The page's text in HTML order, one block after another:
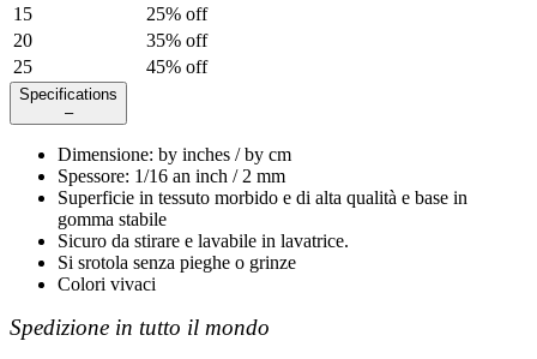
15
25% off
20
35% off
25
45% off
Specifications
–
Dimensione: by inches / by cm
Spessore: 1/16 an inch / 2 mm
Superficie in tessuto morbido e di alta qualità e base in
gomma stabile
Sicuro da stirare e lavabile in lavatrice.
Si srotola senza pieghe o grinze
Colori vivaci
Spedizione in tutto il mondo